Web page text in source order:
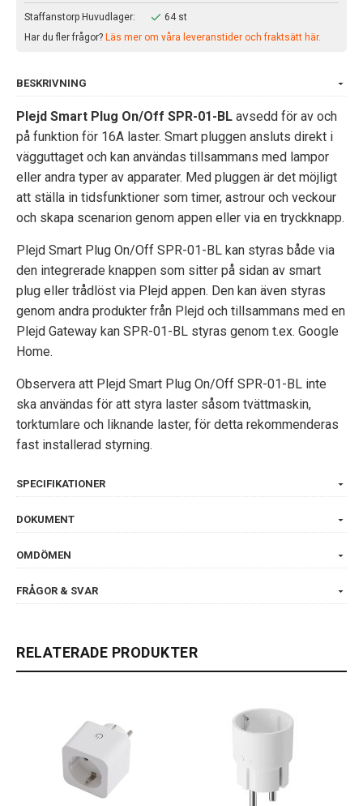
Staffanstorp Huvudlager:
64 st
Har du fler frågor? Läs mer om våra leveranstider och fraktsätt här.
BESKRIVNING
Plejd Smart Plug On/Off SPR-01-BL avsedd för av och
på funktion för 16A laster. Smart pluggen ansluts direkt i
vägguttaget och kan användas tillsammans med lampor
eller andra typer av apparater. Med pluggen är det möjligt
att ställa in tidsfunktioner som timer, astrour och veckour
och skapa scenarion genom appen eller via en tryckknapp.
Plejd Smart Plug On/Off SPR-01-BL kan styras både via
den integrerade knappen som sitter på sidan av smart
plug eller trådlöst via Plejd appen. Den kan även styras
genom andra produkter från Plejd och tillsammans med en
Plejd Gateway kan SPR-01-BL styras genom t.ex. Google
Home.
Observera att Plejd Smart Plug On/Off SPR-01-BL inte
ska användas för att styra laster såsom tvättmaskin,
torktumlare och liknande laster, för detta rekommenderas
fast installerad styrning.
SPECIFIKATIONER
DOKUMENT
OMDÖMEN
FRÅGOR & SVAR
RELATERADE PRODUKTER